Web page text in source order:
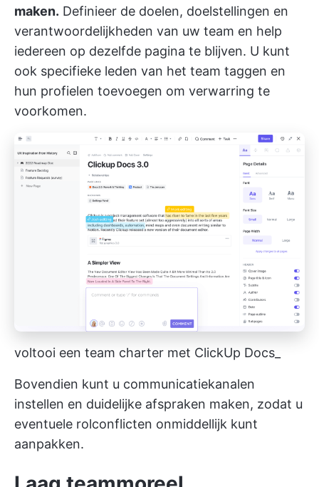
maken. Definieer de doelen, doelstellingen en
verantwoordelijkheden van uw team en help
iedereen op dezelfde pagina te blijven. U kunt
ook specifieke leden van het team taggen en
hun profielen toevoegen om verwarring te
voorkomen.
voltooi een team charter met ClickUp Docs_
Bovendien kunt u communicatiekanalen
instellen en duidelijke afspraken maken, zodat u
eventuele rolconflicten onmiddellijk kunt
aanpakken.